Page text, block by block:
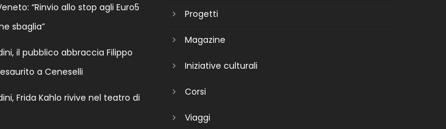
“Rinvio allo stop agli Euro5
sbaglia”
il pubblico abbraccia Filippo
a Ceneselli
Frida Kahlo rivive nel teatro di
Progetti
Magazine
Iniziative culturali
Corsi
Viaggi